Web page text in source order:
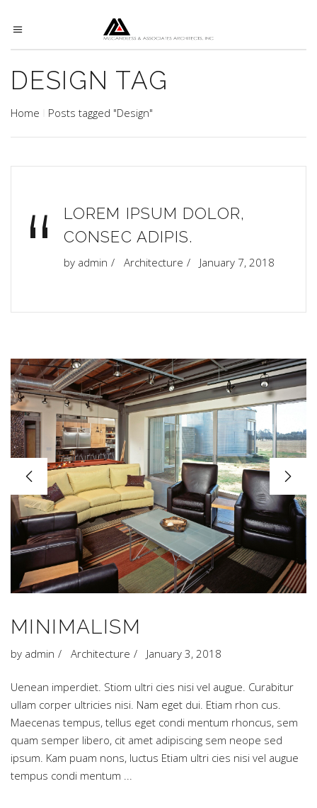
DESIGN TAG
Home Posts tagged "Design"
“
LOREM IPSUM DOLOR,
CONSEC ADIPIS.
by admin Architecture January 7, 2018
MINIMALISM
by admin Architecture January 3, 2018
Uenean imperdiet. Stiom ultri cies nisi vel augue. Curabitur
ullam corper ultricies nisi. Nam eget dui. Etiam rhon cus.
Maecenas tempus, tellus eget condi mentum rhoncus, sem
quam semper libero, cit amet adipiscing sem neope sed
ipsum. Kam puam nons, luctus Etiam ultri cies nisi vel augue
tempus condi mentum